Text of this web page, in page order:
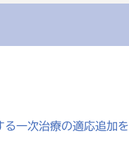
一次治療の適応追加